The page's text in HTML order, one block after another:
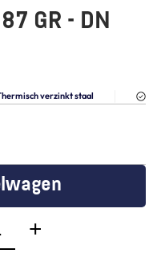
GR - DN
verzinkt staal
+